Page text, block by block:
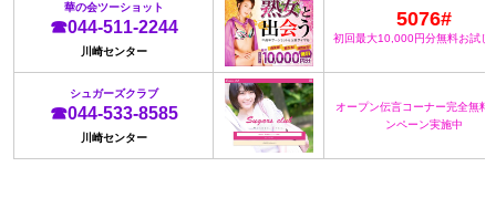
華の会ツーショット
☎044-511-2244
川崎センター
5076#
初回最大10,000円分無料お試し
シュガーズクラブ
☎044-533-8585
川崎センター
オープン伝言コーナー完全無料
ンペーン実施中